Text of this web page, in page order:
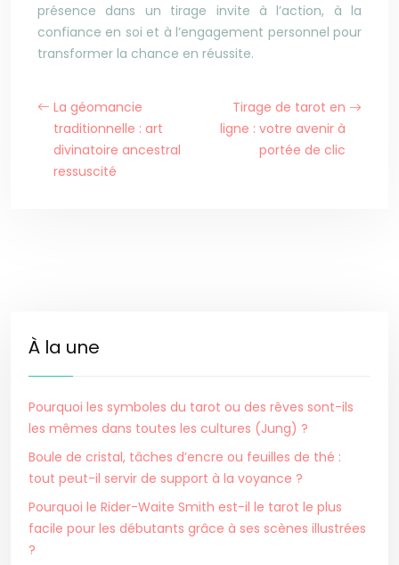
présence dans un tirage invite à l’action, à la
confiance en soi et à l’engagement personnel pour
transformer la chance en réussite.
La géomancie
traditionnelle : art
divinatoire ancestral
ressuscité
Tirage de tarot en
ligne : votre avenir à
portée de clic
À la une
Pourquoi les symboles du tarot ou des rêves sont-ils
les mêmes dans toutes les cultures (Jung) ?
Boule de cristal, tâches d’encre ou feuilles de thé :
tout peut-il servir de support à la voyance ?
Pourquoi le Rider-Waite Smith est-il le tarot le plus
facile pour les débutants grâce à ses scènes illustrées
?